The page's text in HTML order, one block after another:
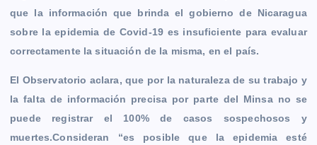
que la información que brinda el gobierno de Nicaragua
sobre la epidemia de Covid-19 es insuficiente para evaluar
correctamente la situación de la misma, en el país.
El Observatorio aclara, que por la naturaleza de su trabajo y
la falta de información precisa por parte del Minsa no se
puede registrar el 100% de casos sospechosos y
muertes.Consideran “es posible que la epidemia esté